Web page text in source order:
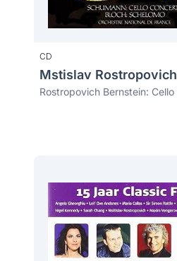
CD
Mstislav Rostropovich